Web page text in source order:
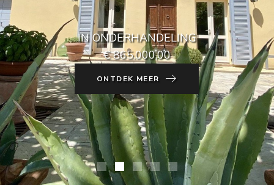
IN ONDERHANDELING
€ 865.000,00
ONTDEK MEER